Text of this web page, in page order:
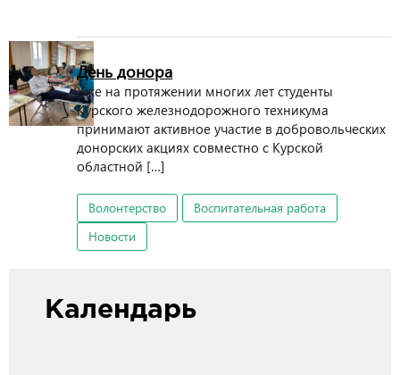
День донора
Уже на протяжении многих лет студенты
Курского железнодорожного техникума
принимают активное участие в добровольческих
донорских акциях совместно с Курской
областной […]
Волонтерство
Воспитательная работа
Новости
Календарь